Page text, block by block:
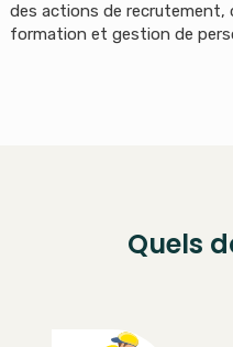
des actions de
formation et gestion de
Quels